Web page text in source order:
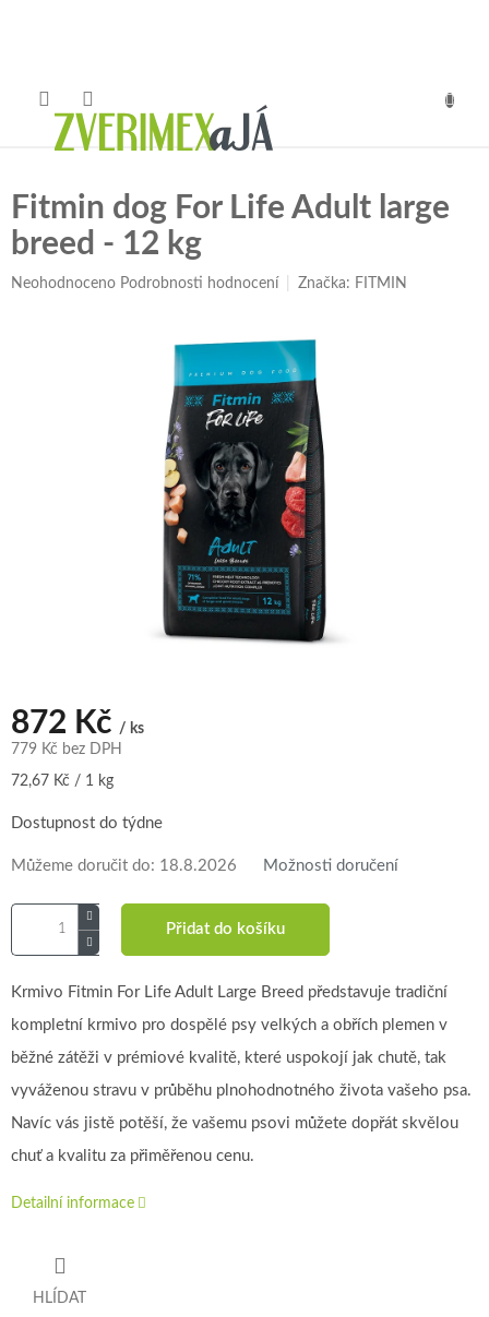
Fitmin dog For Life Adult large
breed - 12 kg
Průměrné
Neohodnoceno Podrobnosti hodnocení Značka: FITMIN
872 Kč / ks
779 Kč bez DPH
Měrná
72,67 Kč / 1 kg
Dostupnost do týdne
Můžeme doručit do: 18.8.2026 Možnosti doručení
Přidat do košíku
Krmivo Fitmin For Life Adult Large Breed představuje tradiční
kompletní krmivo pro dospělé psy velkých a obřích plemen v
běžné zátěži v prémiové kvalitě, které uspokojí jak chutě, tak
vyváženou stravu v průběhu plnohodnotného života vašeho psa.
Navíc vás jistě potěší, že vašemu psovi můžete dopřát skvělou
chuť a kvalitu za přiměřenou cenu.
Detailní informace
HLÍDAT